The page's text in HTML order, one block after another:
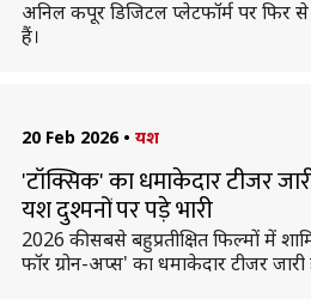
अनिल कपूर डिजिटल प्लेटफॉर्म पर फिर
हैं।
20 Feb 2026 • यश
'टॉक्सिक' का धमाकेदार टीजर
यश दुश्मनों पर पड़े भारी
2026 की सबसे बहुप्रतीक्षित फिल्मों में
फॉर ग्रोन-अप्स' का धमाकेदार टीजर जारी